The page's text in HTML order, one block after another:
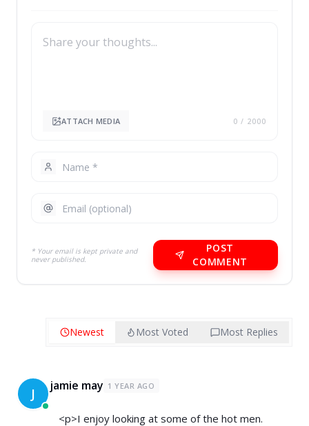
ATTACH MEDIA 0 / 2000
* Your email is kept private and
never published.
POST
COMMENT
Newest Most Voted Most Replies
J jamie may 1 YEAR AGO
<p>I enjoy looking at some of the hot men.